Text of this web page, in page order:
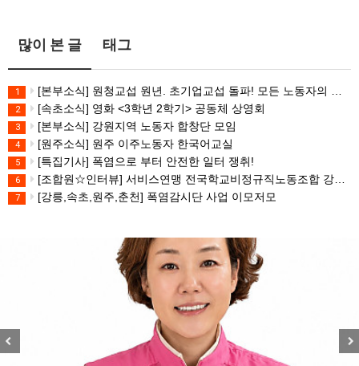
많이 본 글 태그
1 [본부소식] 원청교섭 원년. 초기업교섭 돌파! 모든 노동자의 노동기본권 쟁취! 민주노총 7.15 총파업대회
2 [속초소식] 영화 <3학년 2학기> 공동체 상영회
3 [본부소식] 강원지역 노동자 합창단 모임
4 [원주소식] 원주 이주노동자 한국어교실
5 [특집기사] 폭염으로 부터 안전한 일터 쟁취!
6 [조합원☆인터뷰] 서비스연맹 전국학교비정규직노동조합 강원지부 김유미 춘천지회장
7 [강릉,속초,원주,춘천] 폭염감시단 사업 이모저모